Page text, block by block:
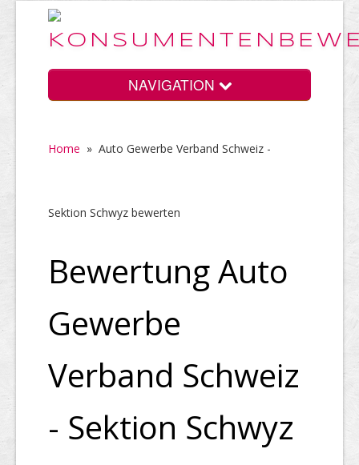
NAVIGATION
Home
Vorteile
Preise
Home » Auto Gewerbe Verband Schweiz -
Sektion Schwyz bewerten
Bewertung Auto
Gewerbe
Verband Schweiz
- Sektion Schwyz